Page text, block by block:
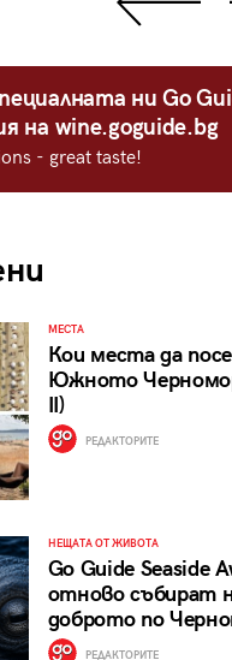
ни Go
на wine.goguide.bg
- great taste!
МЕСТА
Кои места да
Южното
II)
РЕДАКТОРИТЕ
НЕЩАТА ОТ ЖИВОТА
Go Guide Seaside
отново събират
доброто по
РЕДАКТОРИТЕ